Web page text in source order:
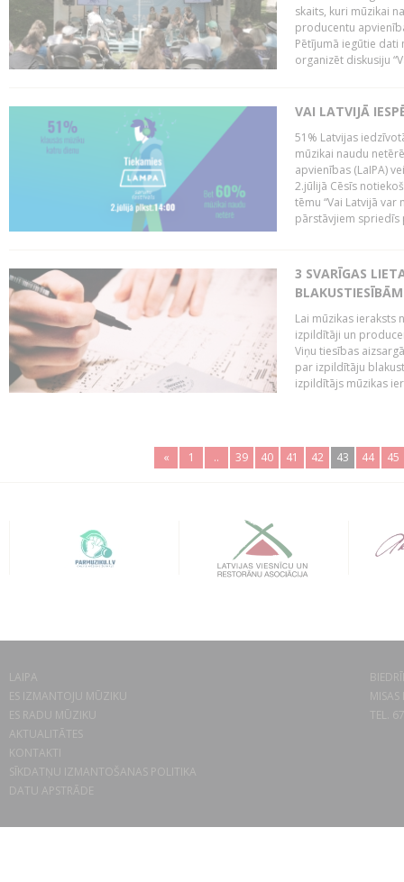
skaits, kuri mūzikai
producentu
Pētījumā iegūtie dati
organizēt diskusiju
VAI LATVIJĀ
51% Latvijas
mūzikai naudu
apvienības (LaIPA)
2.jūlijā Cēsīs
tēmu “Vai Latvijā
pārstāvjiem spriedīs
3 SVARĪGAS
BLAKUSTIESĪBĀM
Lai mūzikas ieraksts
izpildītāji un
Viņu tiesības
par izpildītāju
izpildītājs mūzikas
« 1 .. 39 40 41 42 43 44 45
LAIPA
ES IZMANTOJU MŪZIKU
ES RADU MŪZIKU
AKTUALITĀTES
KONTAKTI
SĪKDATŅU IZMANTOŠANAS POLITIKA
DATU APSTRĀDE
TEL.